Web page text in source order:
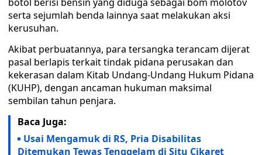
serta sejumlah benda lainnya saat melakukan aksi
kerusuhan.
Akibat perbuatannya, para tersangka terancam dijerat
pasal berlapis terkait tindak pidana perusakan dan
kekerasan dalam Kitab Undang-Undang Hukum Pidana
(KUHP), dengan ancaman hukuman maksimal
sembilan tahun penjara.
Baca Juga:
Usai Mengamuk di RS, Pria Disabilitas
Ditemukan Tewas Tenggelam di Situ Cikaret